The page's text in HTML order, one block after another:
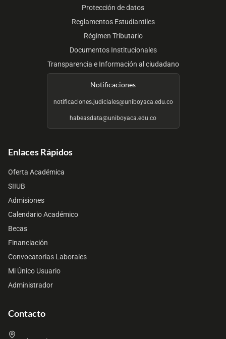
Protección de datos
Reglamentos Estudiantiles
Régimen Tributario
Documentos Institucionales
Transparencia e Información al ciudadano
Notificaciones
notificaciones.judiciales@uniboyaca.edu.co
habeasdata@uniboyaca.edu.co
Enlaces Rápidos
Oferta Académica
SIIUB
Admisiones
Calendario Académico
Becas
Financiación
Convocatorias Laborales
Mi Único Usuario
Administrador
Contacto